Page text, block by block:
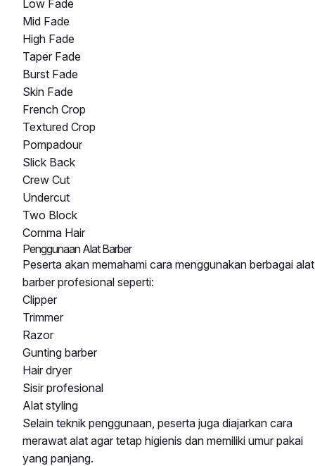
Low Fade
Mid Fade
High Fade
Taper Fade
Burst Fade
Skin Fade
French Crop
Textured Crop
Pompadour
Slick Back
Crew Cut
Undercut
Two Block
Comma Hair
Penggunaan Alat Barber
Peserta akan memahami cara menggunakan berbagai alat
barber profesional seperti:
Clipper
Trimmer
Razor
Gunting barber
Hair dryer
Sisir profesional
Alat styling
Selain teknik penggunaan, peserta juga diajarkan cara
merawat alat agar tetap higienis dan memiliki umur pakai
yang panjang.